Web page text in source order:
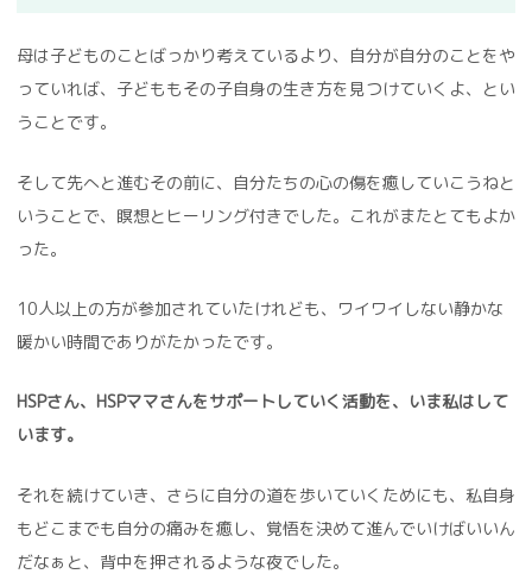
母は子どものことばっかり考えているより、自分が自分のことをや
っていれば、子どももその子自身の生き方を見つけていくよ、とい
うことです。
そして先へと進むその前に、自分たちの心の傷を癒していこうねと
いうことで、瞑想とヒーリング付きでした。これがまたとてもよか
った。
10人以上の方が参加されていたけれども、ワイワイしない静かな
暖かい時間でありがたかったです。
HSPさん、HSPママさんをサポートしていく活動を、いま私はして
います。
それを続けていき、さらに自分の道を歩いていくためにも、私自身
もどこまでも自分の痛みを癒し、覚悟を決めて進んでいけばいいん
だなぁと、背中を押されるような夜でした。